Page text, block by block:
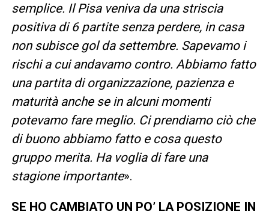
semplice. Il Pisa veniva da una striscia
positiva di 6 partite senza perdere, in casa
non subisce gol da settembre. Sapevamo i
rischi a cui andavamo contro. Abbiamo fatto
una partita di organizzazione, pazienza e
maturità anche se in alcuni momenti
potevamo fare meglio. Ci prendiamo ciò che
di buono abbiamo fatto e cosa questo
gruppo merita. Ha voglia di fare una
stagione importante».
SE HO CAMBIATO UN PO’ LA POSIZIONE IN